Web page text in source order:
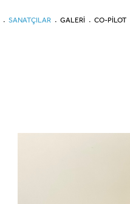
SANATÇILAR GALERİ CO-PİLOT